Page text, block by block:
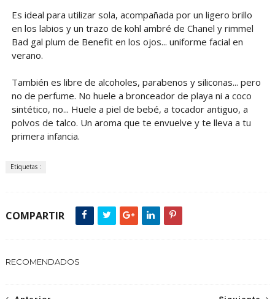
Es ideal para utilizar sola, acompañada por un ligero brillo
en los labios y un trazo de kohl ambré de Chanel y rimmel
Bad gal plum de Benefit en los ojos... uniforme facial en
verano.
También es libre de alcoholes, parabenos y siliconas... pero
no de perfume. No huele a bronceador de playa ni a coco
sintético, no... Huele a piel de bebé, a tocador antiguo, a
polvos de talco. Un aroma que te envuelve y te lleva a tu
primera infancia.
Etiquetas :
COMPARTIR
RECOMENDADOS